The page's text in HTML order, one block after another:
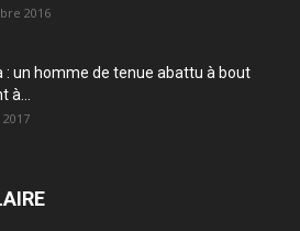
2016
: un homme de tenue abattu à bout
à...